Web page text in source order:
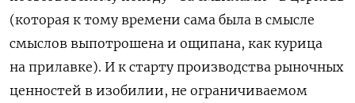
(которая к тому времени сама была в смысле
смыслов выпотрошена и ощипана, как курица
на прилавке). И к старту производства рыночных
ценностей в изобилии, не ограничиваемом